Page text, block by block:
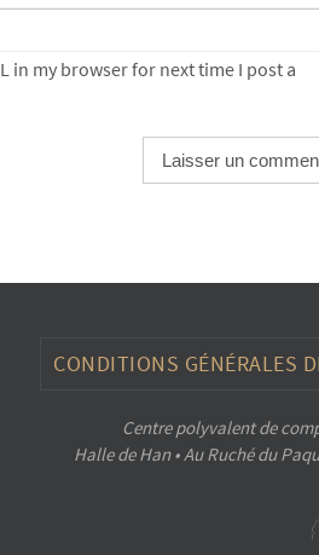
in my browser for next time I post a
CONDITIONS GÉNÉRALES
Centre polyvalent de
Halle de Han • Au Ruché du